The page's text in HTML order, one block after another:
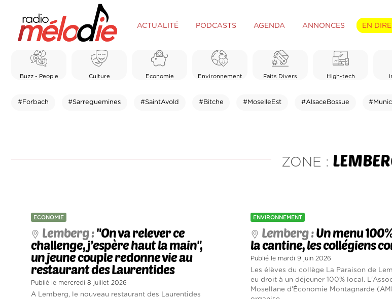
ACTUALITÉ PODCASTS AGENDA ANNONCES EN
Buzz - People Culture Economie Environnement Faits Divers High-tech
#Forbach #Sarreguemines #SaintAvold #Bitche #MoselleEst #AlsaceBossue
ZONE :
ECONOMIE
Lemberg :"On va relever ce
challenge, j’espère haut la main",
un jeune couple redonne vie au
restaurant des Laurentides
Publié le mercredi 8 juillet 2026
A Lemberg, le nouveau restaurant des Laurentides
ENVIRONNEMENT
Lemberg :Un menu
la cantine, les collégiens
Publié le mardi 9 juin 2026
Les élèves du collège La Paraison de
eu droit à un déjeuner 100% local.
Mosellane d'Économie Montagnarde